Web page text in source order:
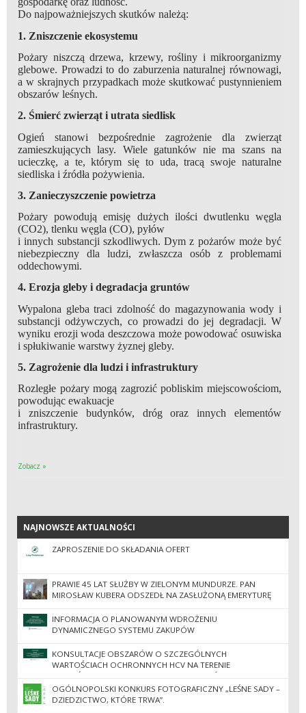
Do najpoważniejszych skutków należą:
1. Zniszczenie ekosystemu
Pożary niszczą drzewa, krzewy, rośliny i mikroorganizmy
glebowe. Prowadzi to do zaburzenia naturalnej równowagi,
a w skrajnych przypadkach może skutkować pustynnieniem
obszarów leśnych.
2. Śmierć zwierząt i utrata siedlisk
Ogień stanowi bezpośrednie zagrożenie dla zwierząt
zamieszkujących lasy. Wiele gatunków nie ma szans na
ucieczkę, a te, którym się to uda, tracą swoje naturalne
siedliska i źródła pożywienia.
3. Zanieczyszczenie powietrza
Pożary powodują emisję dużych ilości dwutlenku węgla
(CO2), tlenku węgla (CO), pyłów
i innych substancji szkodliwych. Dym z pożarów może być
niebezpieczny dla ludzi, zwłaszcza osób z problemami
oddechowymi.
4. Erozja gleby i degradacja gruntów
Wypalona gleba traci zdolność do magazynowania wody i
substancji odżywczych, co prowadzi do jej degradacji. W
wyniku erozji woda deszczowa może powodować osuwiska
i spłukiwanie warstwy żyznej gleby.
5. Zagrożenie dla ludzi i infrastruktury
Rozległe pożary mogą zagrozić pobliskim miejscowościom,
powodując ewakuacje
i zniszczenie budynków, dróg oraz innych elementów
infrastruktury.
Zobacz »
NAJNOWSZE AKTUALNOŚCI
NAJNOWSZE AKTUALNOŚCI
ZAPROSZENIE DO SKŁADANIA OFERT
PRAWIE 45 LAT SŁUŻBY W ZIELONYM MUNDURZE. PAN
MIROSŁAW KUBERA ODSZEDŁ NA ZASŁUŻONĄ EMERYTURĘ
INFORMACJA O PLANOWANYM WDROŻENIU
DYNAMICZNEGO SYSTEMU ZAKUPÓW
KONSULTACJE OBSZARÓW O SZCZEGÓLNYCH
WARTOŚCIACH OCHRONNYCH HCV NA TERENIE
NADLEŚNICTW REGIONALNEJ DYREKCJI LASÓW
PAŃSTWOWYCH W ZIELONEJ GÓRZE
OGÓLNOPOLSKI KONKURS FOTOGRAFICZNY „LEŚNE SADY –
DZIEDZICTWO, KTÓRE TRWA”.